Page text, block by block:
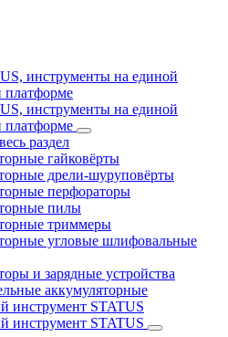
инструменты на единой
платформе
инструменты на единой
платформе
раздел
гайковёрты
дрели-шуруповёрты
перфораторы
пилы
триммеры
угловые шлифовальные
и зарядные устройства
аккумуляторные
инструмент STATUS
инструмент STATUS